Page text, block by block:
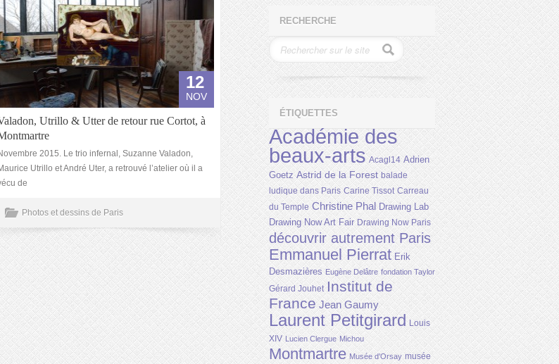
12
NOV
Utrillo & Utter de retour rue Cortot, à
2015. Le trio infernal, Suzanne Valadon,
Utrillo et André Uter, a retrouvé l’atelier où il a
de
Photos et dessins de Paris
RECHERCHE
ÉTIQUETTES
Académie des
beaux-arts Acagl14 Adrien
Goetz Astrid de la Forest balade
ludique dans Paris Carine Tissot Carreau
du Temple Christine Phal Drawing Lab
Drawing Now Art Fair Drawing Now Paris
découvrir autrement Paris
Emmanuel Pierrat Erik
Desmazières Eugène Delâtre fondation Taylor
Gérard Jouhet Institut de
France Jean Gaumy
Laurent Petitgirard Louis
XIV Lucien Clergue Michou
Montmartre Musée d'Orsay musée